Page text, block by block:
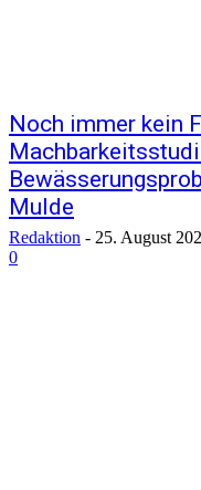
Noch immer kein
Mulde
Redaktion - 25. August
0